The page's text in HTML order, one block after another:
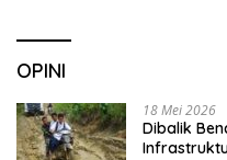
OPINI
18 Mei 2026
Dibalik